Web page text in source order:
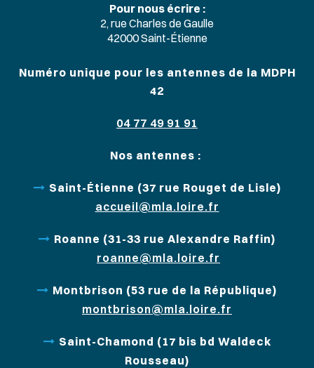
Pour nous écrire :
2, rue Charles de Gaulle
42000 Saint-Étienne
Numéro unique pour les antennes de la MDPH
42
04 77 49 91 91
Nos antennes :
Saint-Étienne (37 rue Rouget de Lisle)
accueil@mla.loire.fr
Roanne (31-33 rue Alexandre Raffin)
roanne@mla.loire.fr
Montbrison (53 rue de la République)
montbrison@mla.loire.fr
Saint-Chamond (17 bis bd Waldeck
Rousseau)